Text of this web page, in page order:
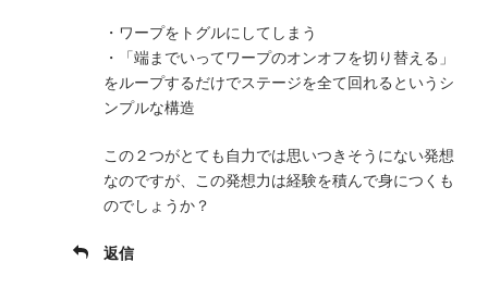
・ワープをトグルにしてしまう
・「端までいってワープのオンオフを切り替える」
をループするだけでステージを全て回れるというシ
ンプルな構造
この２つがとても自力では思いつきそうにない発想
なのですが、この発想力は経験を積んで身につくも
のでしょうか？
返信